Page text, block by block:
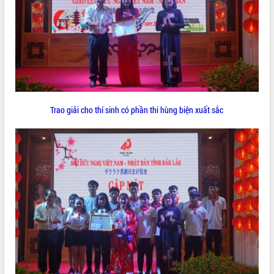
Hội thảo khoa học “Giải pháp thúc đẩy
phát triển nền kinh tế xanh tại tỉnh
Đắk Lắk”
Tăng cường giám sát, đôn đốc thực
hiện nhiệm vụ quản lý tài sản công
hàng tuần
Tháo gỡ những vướng mắc, đẩy mạnh
công tác cải cách thủ tục hành chính
tại Trung tâm Phục vụ hành chính
công tỉnh
Đắk Lắk: Tôn vinh 46 giải pháp tại Hội
thi Sáng tạo Kỹ thuật 2024 - 2025
Đắk Lắk rà soát, điều chỉnh Đề án 190
về phát triển nuôi trồng thủy sản
Phó Chủ tịch UBND tỉnh Đắk Lắk
Trương Công Thái kiểm tra thực địa
Dự án cao tốc Khánh Hòa - Buôn Ma
Thuột
Định vị cà phê Việt Nam như một “di
sản sống” trong dòng chảy toàn cầu
Trao giải cho thí sinh có phần thi hùng biện xuất sắc